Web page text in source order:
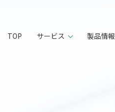
TOP サービス 製品情報